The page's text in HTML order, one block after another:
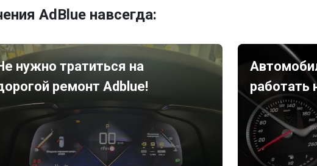
AdBlue навсегда:
нужно тратиться на
ремонт Adblue!
работать